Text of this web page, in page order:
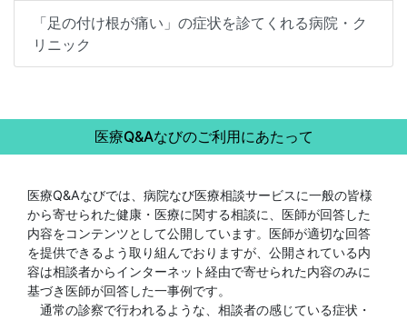
「足の付け根が痛い」の症状を診てくれる病院・ク
リニック
医療Q&Aなびのご利用にあたって
医療Q&Aなびでは、病院なび医療相談サービスに一般の皆様
から寄せられた健康・医療に関する相談に、医師が回答した
内容をコンテンツとして公開しています。医師が適切な回答
を提供できるよう取り組んでおりますが、公開されている内
容は相談者からインターネット経由で寄せられた内容のみに
基づき医師が回答した一事例です。
通常の診察で行われるような、相談者の感じている症状・